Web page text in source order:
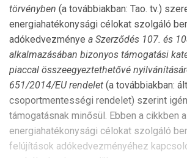
törvényben (a továbbiakban: Tao. tv.)
energiahatékonysági célokat szolgáló
adókedvezménye a Szerződés 107. és
alkalmazásában bizonyos támogatási
piaccal összeegyeztethetővé
651/2014/EU rendelet (a továbbiakban:
csoportmentességi rendelet) szerint
támogatásnak minősül. Ebben a cikkben
energiahatékonysági célokat szolgáló
felújítások adókedvezményéhez